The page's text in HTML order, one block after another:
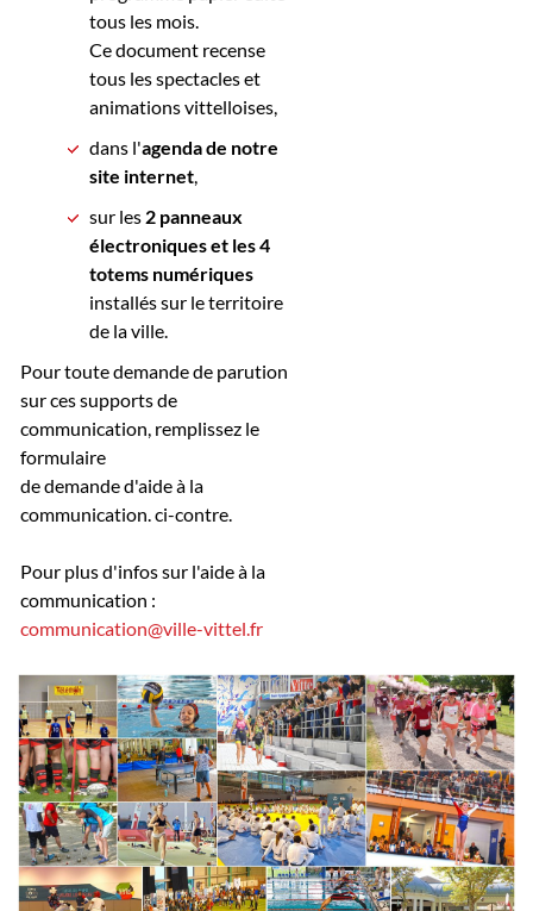
tous les mois.
Ce document recense
tous les spectacles et
animations vittelloises,
dans l'agenda de notre
site internet,
sur les 2 panneaux
électroniques et les 4
totems numériques
installés sur le territoire
de la ville.
Pour toute demande de parution
sur ces supports de
communication, remplissez le
formulaire
de demande d'aide à la
communication. ci-contre.
Pour plus d'infos sur l'aide à la
communication :
communication@ville-vittel.fr